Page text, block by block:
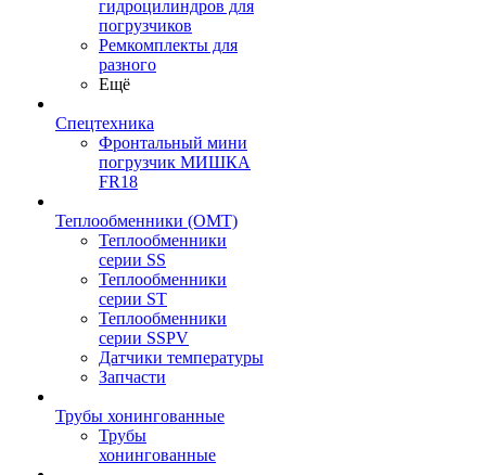
гидроцилиндров для
погрузчиков
Ремкомплекты для
разного
Ещё
Спецтехника
Фронтальный мини
погрузчик МИШКА
FR18
Теплообменники (OMT)
Теплообменники
серии SS
Теплообменники
серии ST
Теплообменники
серии SSPV
Датчики температуры
Запчасти
Трубы хонингованные
Трубы
хонингованные